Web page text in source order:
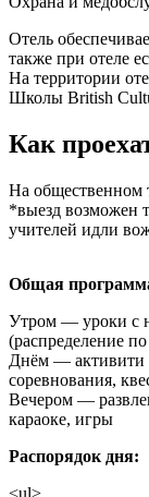
Отель
также при отеле
На территории
Школы British
Как
На общественном
*выезд возможен
учителей идли
Общая
Утром — уроки с
(распределение
Днём — активити
соревнования,
Вечером —
караоке, игры
Распорядок дня:
<ul>